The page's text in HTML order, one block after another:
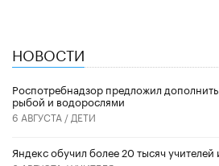
НОВОСТИ
Роспотребнадзор предложил
рыбой и водорослями
6 АВГУСТА / ДЕТИ
​Яндекс обучил более 20 тысяч